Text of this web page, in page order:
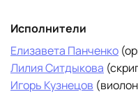
Исполнители
Елизавета Панченко
Лилия Ситдыкова
Игорь Кузнецов